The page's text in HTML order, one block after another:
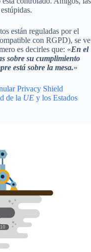
están reguladas por el
con RGPD), se ve
es decirles que: «En el
sobre su cumplimiento
está sobre la mesa.»
Privacy Shield
de la UE y los Estados